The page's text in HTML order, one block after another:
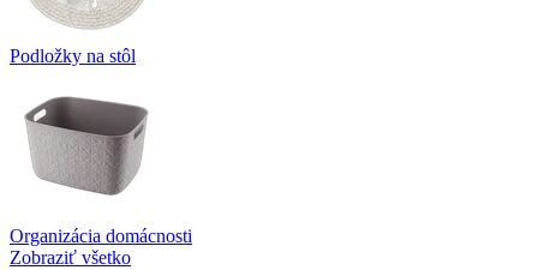
Podložky na stôl
Organizácia domácnosti
Zobraziť všetko